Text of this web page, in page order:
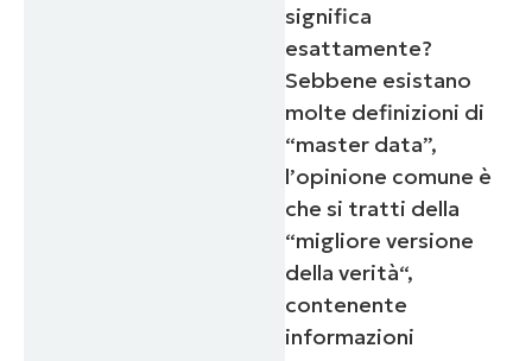
significa
esattamente?
Sebbene esistano
molte definizioni di
“master data”,
l’opinione comune è
che si tratti della
“migliore versione
della verità“,
contenente
informazioni